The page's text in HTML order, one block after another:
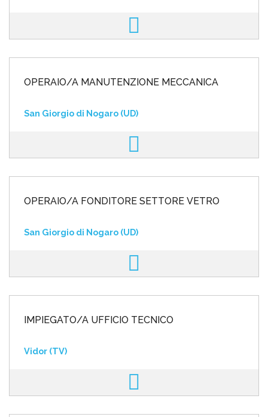
OPERAIO/A MANUTENZIONE MECCANICA
San Giorgio di Nogaro (UD)
OPERAIO/A FONDITORE SETTORE VETRO
San Giorgio di Nogaro (UD)
IMPIEGATO/A UFFICIO TECNICO
Vidor (TV)